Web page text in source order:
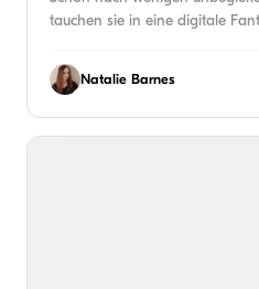
tauchen sie in eine digitale
Natalie Barnes